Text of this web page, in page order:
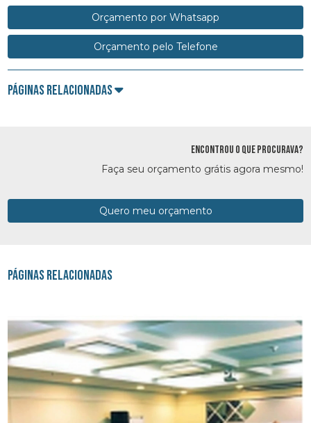
Orçamento por Whatsapp
Orçamento pelo Telefone
Páginas Relacionadas
ENCONTROU O QUE PROCURAVA?
Faça seu orçamento grátis agora mesmo!
Quero meu orçamento
Páginas Relacionadas